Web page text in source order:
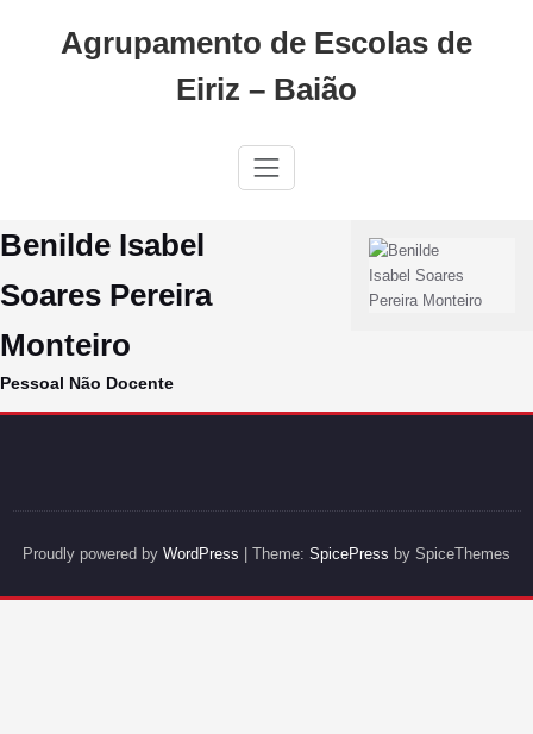
Agrupamento de Escolas de
Eiriz – Baião
Benilde Isabel
Soares Pereira
Monteiro
Pessoal Não Docente
Proudly powered by WordPress | Theme: SpicePress by SpiceThemes